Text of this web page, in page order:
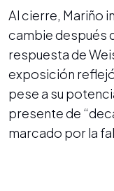
Al cierre, Mariño
cambie después
respuesta de
exposición
pese a su
presente de
marcado por la